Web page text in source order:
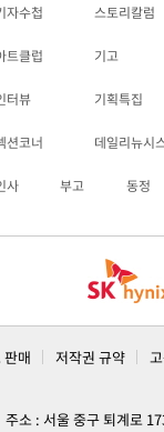
자수첩 스토리칼럼
트클럽 기고
터뷰 기획특집
션코너 데일리뉴시
사 부고 동정
판매 저작권 규약
주소 : 서울 중구 퇴계로